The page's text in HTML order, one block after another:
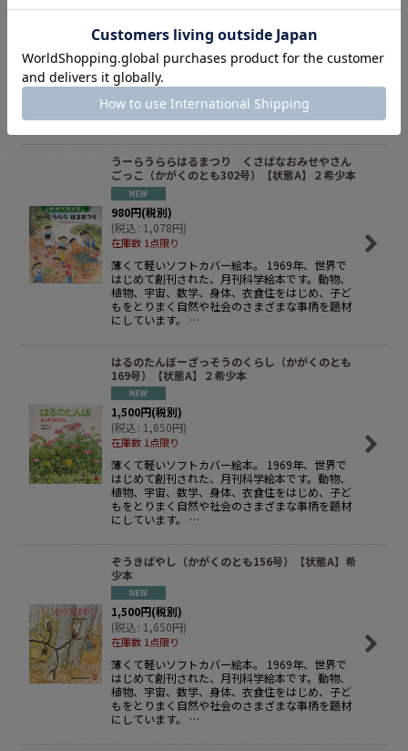
(税込:2,255円)
定価
円
在庫数 1点限り
学力に直結する本格的「きせつ体験」図鑑 ◆行事
◆ことば◆四季の色◆旬の食べ物◆植物◆昆虫◆
生き物◆飼育と観察◆遊び◆天気◆星座◆四季の
歌 【きせつとともに 知育の芽をすくすくと伸ば
す】 季節…
うーらうららはるまつり くさばなおみせやさん
ごっこ（かがくのとも302号）【状態A】２希少本
980円(税別)
(税込: 1,078円)
在庫数 1点限り
薄くて軽いソフトカバー絵本。 1969年、世界で
はじめて創刊された、月刊科学絵本です。動物、
植物、宇宙、数学、身体、衣食住をはじめ、子ど
もをとりまく自然や社会のさまざまな事柄を題材
にしています。 …
はるのたんぼーざっそうのくらし（かがくのとも
169号）【状態A】２希少本
1,500円(税別)
(税込: 1,650円)
在庫数 1点限り
薄くて軽いソフトカバー絵本。 1969年、世界で
はじめて創刊された、月刊科学絵本です。動物、
植物、宇宙、数学、身体、衣食住をはじめ、子ど
もをとりまく自然や社会のさまざまな事柄を題材
にしています。 …
ぞうきばやし（かがくのとも156号）【状態A】希
少本
1,500円(税別)
(税込: 1,650円)
在庫数 1点限り
薄くて軽いソフトカバー絵本。 1969年、世界で
はじめて創刊された、月刊科学絵本です。動物、
植物、宇宙、数学、身体、衣食住をはじめ、子ど
もをとりまく自然や社会のさまざまな事柄を題材
にしています。 …